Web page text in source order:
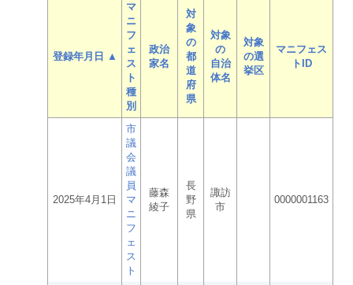
登録年月日 ▲
マ
ニ
フ
ェ
ス
ト
種
別
政治
家名
対
象
の
都
道
府
県
対象
の
自治
体名
対象
の選
挙区
マニフェス
トID
2025年4月1日
市
議
会
議
員
マ
ニ
フ
ェ
ス
ト
藤森
綾子
長
野
県
諏訪
市
0000001163